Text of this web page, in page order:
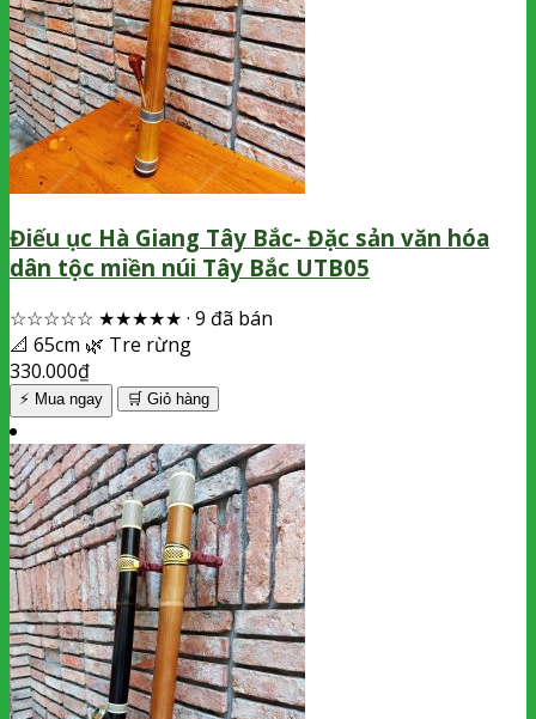
Điếu ục Hà Giang Tây Bắc- Đặc sản văn hóa
dân tộc miền núi Tây Bắc UTB05
☆☆☆☆☆ ★★★★★ · 9 đã bán
📐 65cm 🌿 Tre rừng
330.000₫
⚡ Mua ngay 🛒 Giỏ hàng